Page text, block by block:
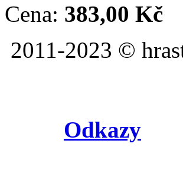
Cena: 383,00 Kč
2011-
Odkazy